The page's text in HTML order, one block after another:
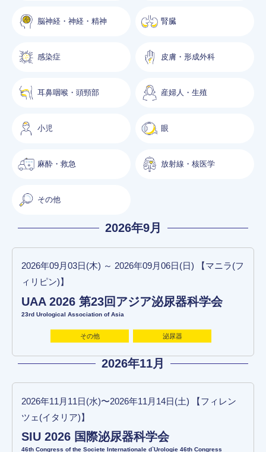
脳神経・神経・精神 腎臓
感染症 皮膚・形成外科
耳鼻咽喉・頭頸部 産婦人・生殖
小児 眼
麻酔・救急 放射線・核医学
その他
2026年9月
2026年09月03日(木) ～ 2026年09月06日(日) 【マニラ(フ
ィリピン)】
UAA 2026 第23回アジア泌尿器科学会
23rd Urological Association of Asia
その他 泌尿器
2026年11月
2026年11月11日(水)〜2026年11月14日(土) 【フィレン
ツェ(イタリア)】
SIU 2026 国際泌尿器科学会
46th Congress of the Societe Internationale d`Urologie 46th Congress